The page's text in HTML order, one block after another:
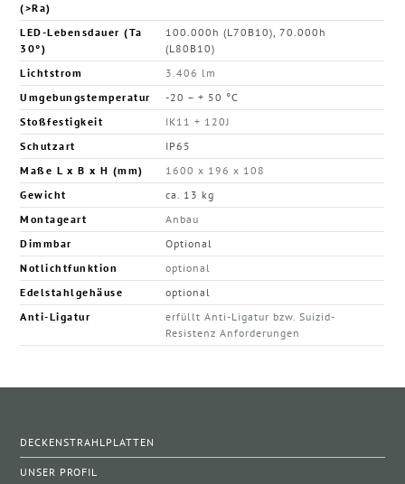
(>Ra)
LED-Lebensdauer (Ta
30°)
100.000h (L70B10), 70.000h
(L80B10)
Lichtstrom
3.406 lm
Umgebungstemperatur
-20 – + 50 °C
Stoßfestigkeit
IK11 + 120J
Schutzart
IP65
Maße L x B x H (mm)
1600 x 196 x 108
Gewicht
ca. 13 kg
Montageart
Anbau
Dimmbar
Optional
Notlichtfunktion
optional
Edelstahlgehäuse
optional
Anti-Ligatur
erfüllt Anti-Ligatur bzw. Suizid-
Resistenz Anforderungen
DECKENSTRAHLPLATTEN
UNSER PROFIL